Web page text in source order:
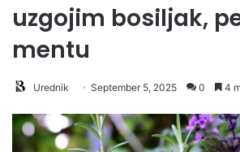
uzgojim bosiljak,
mentu
Urednik September 5, 2025 0 4